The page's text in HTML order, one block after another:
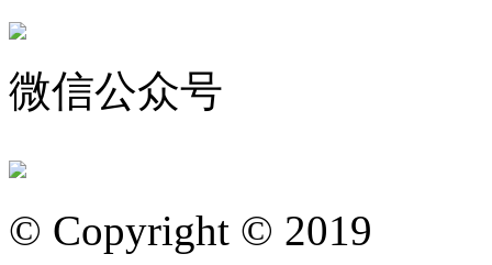
微信公众号
© Copyright © 2019